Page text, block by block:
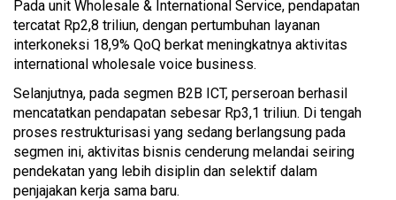
Pada unit Wholesale & International Service, pendapatan
tercatat Rp2,8 triliun, dengan pertumbuhan layanan
interkoneksi 18,9% QoQ berkat meningkatnya aktivitas
international wholesale voice business.
Selanjutnya, pada segmen B2B ICT, perseroan berhasil
mencatatkan pendapatan sebesar Rp3,1 triliun. Di tengah
proses restrukturisasi yang sedang berlangsung pada
segmen ini, aktivitas bisnis cenderung melandai seiring
pendekatan yang lebih disiplin dan selektif dalam
penjajakan kerja sama baru.